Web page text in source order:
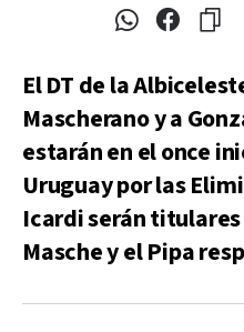
El DT de la
Mascherano y a
estarán en el once
Uruguay por las
Icardi serán
Masche y el Pipa